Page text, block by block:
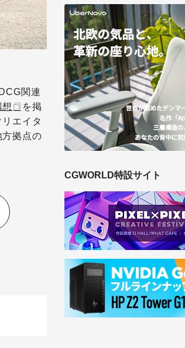
関連
想
を掲
エイタ
拠点の
CGWORLD特設サイト